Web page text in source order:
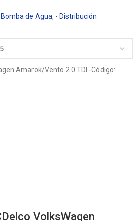
Bomba de Agua, - Distribución
Amarok/Vento 2.0 TDI -Código:
VolksWagen